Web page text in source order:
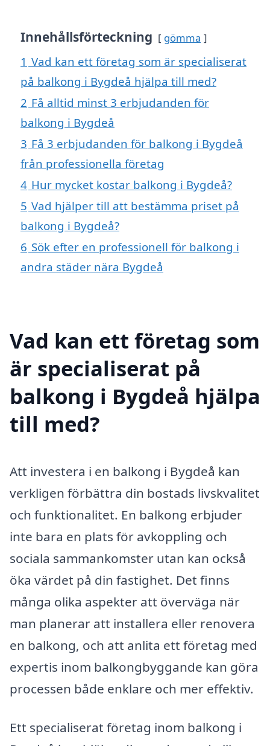
Innehållsförteckning gömma
1 Vad kan ett företag som är specialiserat
på balkong i Bygdeå hjälpa till med?
2 Få alltid minst 3 erbjudanden för
balkong i Bygdeå
3 Få 3 erbjudanden för balkong i Bygdeå
från professionella företag
4 Hur mycket kostar balkong i Bygdeå?
5 Vad hjälper till att bestämma priset på
balkong i Bygdeå?
6 Sök efter en professionell för balkong i
andra städer nära Bygdeå
Vad kan ett företag som
är specialiserat på
balkong i Bygdeå hjälpa
till med?
Att investera i en balkong i Bygdeå kan
verkligen förbättra din bostads livskvalitet
och funktionalitet. En balkong erbjuder
inte bara en plats för avkoppling och
sociala sammankomster utan kan också
öka värdet på din fastighet. Det finns
många olika aspekter att överväga när
man planerar att installera eller renovera
en balkong, och att anlita ett företag med
expertis inom balkongbyggande kan göra
processen både enklare och mer effektiv.
Ett specialiserat företag inom balkong i